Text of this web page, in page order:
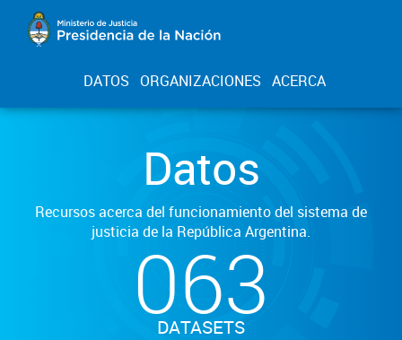
DATOS ORGANIZACIONES ACERCA
Datos
Recursos acerca del funcionamiento del sistema de
justicia de la República Argentina.
063
DATASETS